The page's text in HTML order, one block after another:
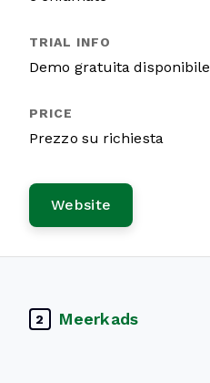
Demo gratuita disponibile
Prezzo su richiesta
Website
2 Meerkads